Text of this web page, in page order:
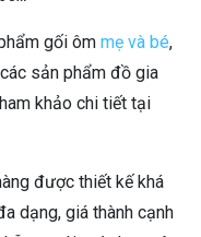
gối ôm mẹ và bé,
sản phẩm đồ gia
khảo chi tiết tại
được thiết kế khá
dạng, giá thành cạnh